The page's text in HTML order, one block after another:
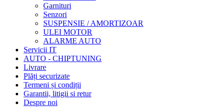
Garnituri
Senzori
SUSPENSIE / AMORTIZOAR
ULEI MOTOR
ALARME AUTO
Servicii IT
AUTO - CHIPTUNING
Livrare
Plăți securizate
Termeni și condiții
Garantii, litigii si retur
Despre noi